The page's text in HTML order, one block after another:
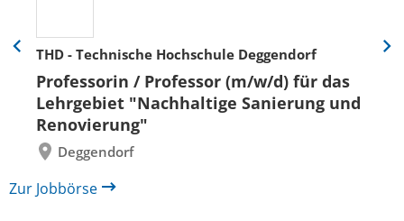
THD - Technische Hochschule Deggendorf
Professorin / Professor (m/w/d) für das
Lehrgebiet "Nachhaltige Sanierung und
Renovierung"
Deggendorf
Eine
zurück
Eine
Zur Jobbörse